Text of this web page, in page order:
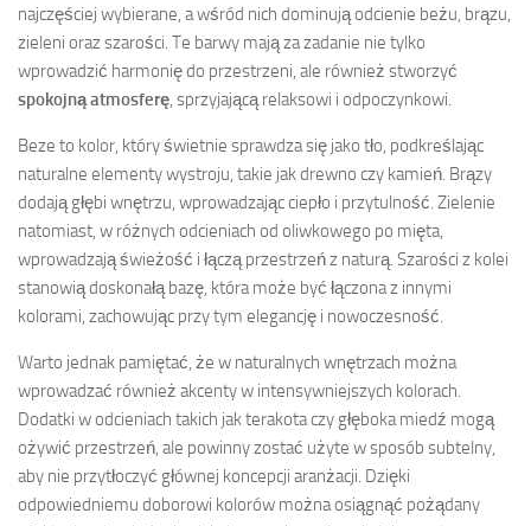
najczęściej wybierane, a wśród nich dominują odcienie beżu, brązu,
zieleni oraz szarości. Te barwy mają za zadanie nie tylko
wprowadzić harmonię do przestrzeni, ale również stworzyć
spokojną atmosferę, sprzyjającą relaksowi i odpoczynkowi.
Beze to kolor, który świetnie sprawdza się jako tło, podkreślając
naturalne elementy wystroju, takie jak drewno czy kamień. Brązy
dodają głębi wnętrzu, wprowadzając ciepło i przytulność. Zielenie
natomiast, w różnych odcieniach od oliwkowego po mięta,
wprowadzają świeżość i łączą przestrzeń z naturą. Szarości z kolei
stanowią doskonałą bazę, która może być łączona z innymi
kolorami, zachowując przy tym elegancję i nowoczesność.
Warto jednak pamiętać, że w naturalnych wnętrzach można
wprowadzać również akcenty w intensywniejszych kolorach.
Dodatki w odcieniach takich jak terakota czy głęboka miedź mogą
ożywić przestrzeń, ale powinny zostać użyte w sposób subtelny,
aby nie przytłoczyć głównej koncepcji aranżacji. Dzięki
odpowiedniemu doborowi kolorów można osiągnąć pożądany